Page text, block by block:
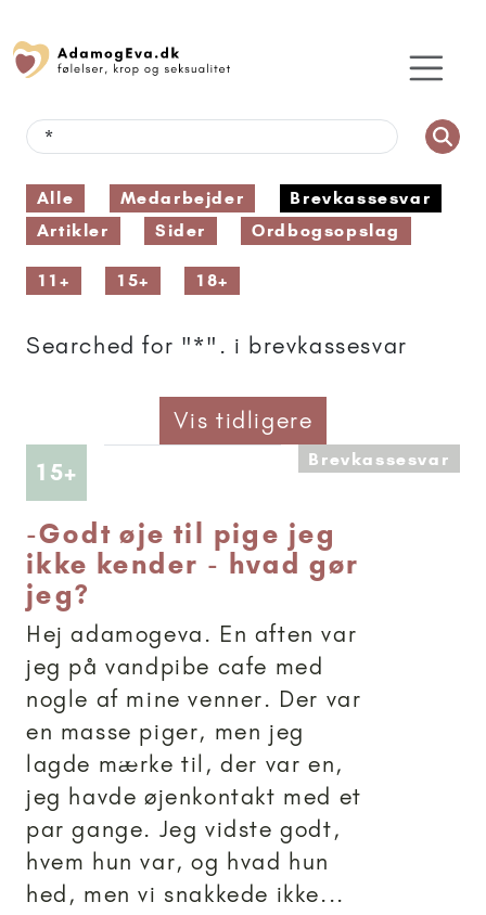
Alle Medarbejder
Brevkassesvar
Artikler
Sider Ordbogsopslag
11+ 15+ 18+
Searched for "*". i brevkassesvar
Vis tidligere
15+ Artikler anbefalet til 15+Brevkassesvar
-Godt øje til pige jeg
ikke kender - hvad gør
jeg?
Hej adamogeva. En aften var
jeg på vandpibe cafe med
nogle af mine venner. Der var
en masse piger, men jeg
lagde mærke til, der var en,
jeg havde øjenkontakt med et
par gange. Jeg vidste godt,
hvem hun var, og hvad hun
hed, men vi snakkede ikke...